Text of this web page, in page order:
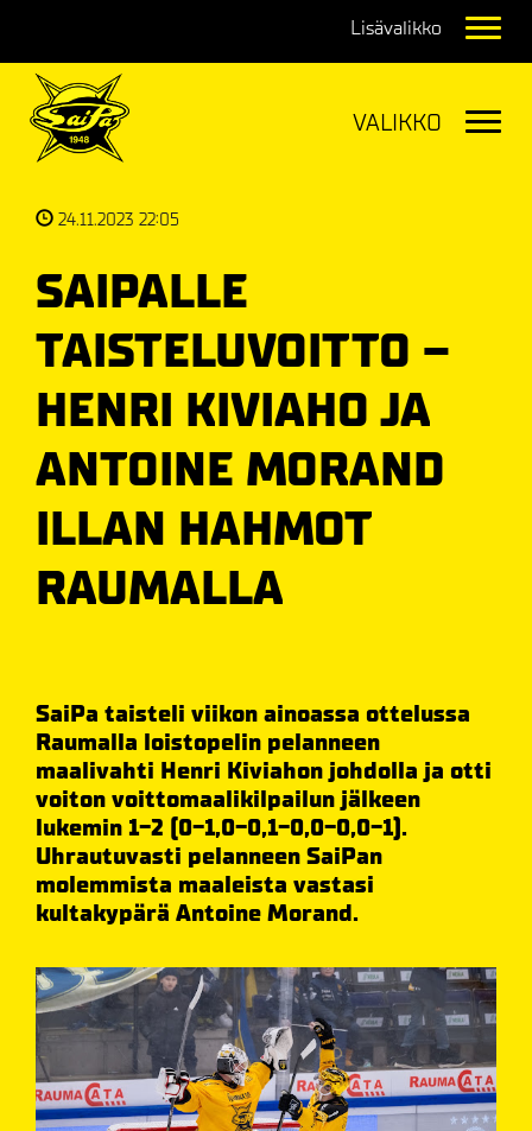
24.11.2023 22:05
SAIPALLE
TAISTELUVOITTO –
HENRI KIVIAHO JA
ANTOINE MORAND
ILLAN HAHMOT
RAUMALLA
SaiPa taisteli viikon ainoassa ottelussa
Raumalla loistopelin pelanneen
maalivahti Henri Kiviahon johdolla ja otti
voiton voittomaalikilpailun jälkeen
lukemin 1-2 (0-1,0-0,1-0,0-0,0-1).
Uhrautuvasti pelanneen SaiPan
molemmista maaleista vastasi
kultakypärä Antoine Morand.